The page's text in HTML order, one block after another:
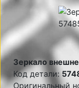
Зеркало
Код детали:
Оригинальный